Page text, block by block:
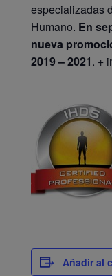
especializadas
Humano. En
nueva
2019 – 2021. +
Añadir al